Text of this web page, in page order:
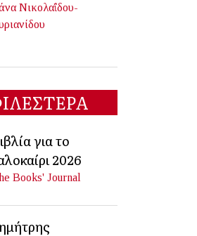
Νικολαΐδου-
για το
2026
Books' Journal